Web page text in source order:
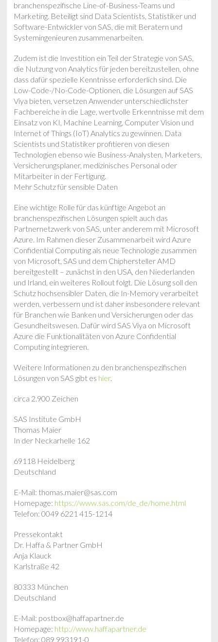
branchenspezifische Line-of-Business-Teams und
Marketing. Beteiligt sind Data Scientists, Statistiker und
Software-Entwickler von SAS, die mit Beratern und
Systemingenieuren zusammenarbeiten.
Zudem ist die Investition ein Teil der Strategie von SAS,
die Nutzung von Analytics für jeden bereitzustellen, ohne
dass dafür spezielle Kenntnisse erforderlich sind. Die
Low-Code-/No-Code-Optionen, die Lösungen auf SAS
Viya bieten, versetzen Anwender unterschiedlichster
Fachbereiche in die Lage, wertvolle Erkenntnisse mit dem
Einsatz von KI, Machine Learning, Computer Vision und
Internet of Things (IoT) Analytics zu gewinnen. Data
Scientists und Statistiker profitieren von diesen
Technologien ebenso wie Business-Analysten, Marketers,
Versicherungsplaner, medizinisches Personal oder
Mitarbeiter in der Fertigung.
Mehr Schutz für sensible Daten
Eine wichtige Rolle für das künftige Angebot an
branchenspezifischen Lösungen spielt auch das
Partnernetzwerk von SAS, unter anderem mit Microsoft
Azure. Im Rahmen dieser Zusammenarbeit wird Azure
Confidential Computing als neue Technologie zusammen
von Microsoft, SAS und dem Chiphersteller AMD
bereitgestellt – zunächst in den USA, den Niederlanden
und Irland, ein weiteres Rollout folgt. Die Lösung soll den
Schutz hochsensibler Daten, die In-Memory verarbeitet
werden, verbessern und ist daher insbesondere relevant
für Branchen wie Banken und Versicherungen oder das
Gesundheitswesen. Dafür wird SAS Viya on Microsoft
Azure die Funktionalitäten von Azure Confidential
Computing integrieren.
Weitere Informationen zu den branchenspezifischen
Lösungen von SAS gibt es hier.
circa 2.900 Zeichen
SAS Institute GmbH
Thomas Maier
In der Neckarhelle 162
69118 Heidelberg
Deutschland
E-Mail: thomas.maier@sas.com
Homepage: https://www.sas.com/de_de/home.html
Telefon: 0049 6221 415-1214
Pressekontakt
Dr. Haffa & Partner GmbH
Anja Klauck
Karlstraße 42
80333 München
Deutschland
E-Mail: postbox@haffapartner.de
Homepage: http://www.haffapartner.de
Telefon: 089 993191-0